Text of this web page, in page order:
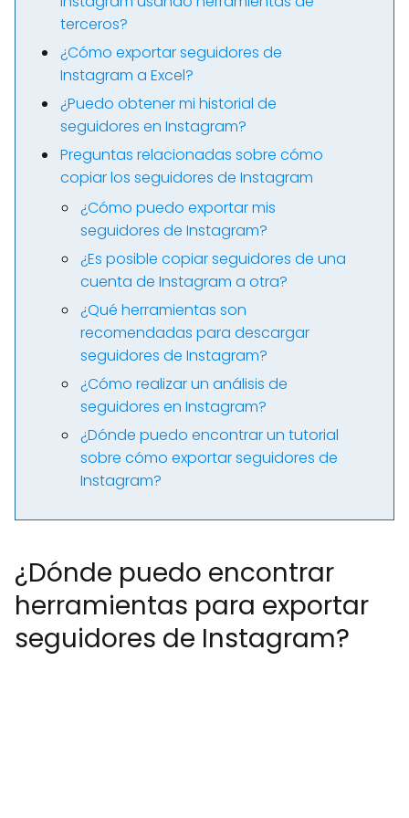
terceros?
¿Cómo exportar seguidores de
Instagram a Excel?
¿Puedo obtener mi historial de
seguidores en Instagram?
Preguntas relacionadas sobre cómo
copiar los seguidores de Instagram
¿Cómo puedo exportar mis
seguidores de Instagram?
¿Es posible copiar seguidores de una
cuenta de Instagram a otra?
¿Qué herramientas son
recomendadas para descargar
seguidores de Instagram?
¿Cómo realizar un análisis de
seguidores en Instagram?
¿Dónde puedo encontrar un tutorial
sobre cómo exportar seguidores de
Instagram?
¿Dónde puedo encontrar
herramientas para exportar
seguidores de Instagram?